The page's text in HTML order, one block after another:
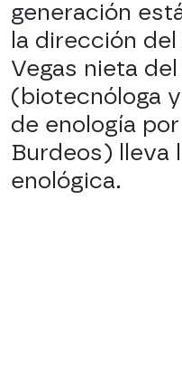
generación
la dirección
Vegas nieta
(biotecnóloga
de enología
Burdeos) lleva
enológica.